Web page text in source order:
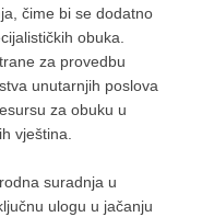
čime bi se dodatno
obuka.
za provedbu
unutarnjih poslova
za obuku u
vještina.
suradnja u
ulogu u jačanju